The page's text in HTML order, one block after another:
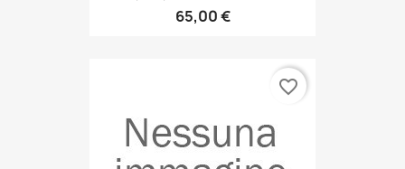
65,00 €
favorite_border